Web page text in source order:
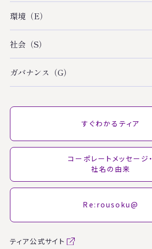
環境（E）
社会（S）
ガバナンス（G）
すぐわかるティア
コーポレートメッセージ・
社名の由来
Re:rousoku@
ティア公式サイト